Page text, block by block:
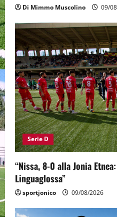
Di Mimmo Muscolino 09/
Serie D
“Nissa, 8-0 alla Jonia
Linguaglossa”
sportjonico 09/08/2026